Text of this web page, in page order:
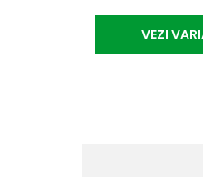
VEZI